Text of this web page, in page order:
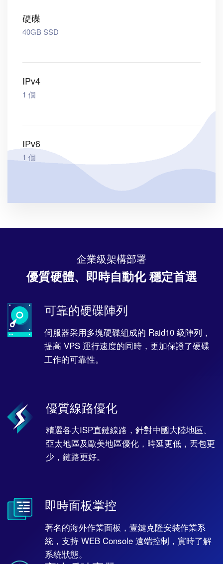
硬碟
40GB SSD
IPv4
1 個
IPv6
1 個
企業級架構部署
優質硬體、即時自動化 穩定首選
可靠的硬碟陣列
伺服器采用多塊硬碟組成的 Raid10 級陣列，
提高 VPS 運行速度的同時，更加保證了硬碟
工作的可靠性。
優質線路優化
精選各大ISP直鏈線路，針對中國大陸地區、
亞太地區及歐美地區優化，時延更低，丟包更
少，鏈路更好。
即時面板掌控
著名的海外作業面板，壹鍵克隆安裝作業系
統，支持 WEB Console 遠端控制，實時了解
系統狀態。